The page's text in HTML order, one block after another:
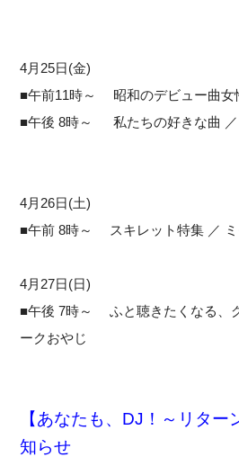
4月25日(金)
■午前11時～ 昭和のデビュー曲女
■午後 8時～ 私たちの好きな曲 ／
4月26日(土)
■午前 8時～ スキレット特集 ／ ミ
4月27日(日)
■午後 7時～ ふと聴きたくなる、
ークおやじ
【あなたも、DJ！～リター
知らせ